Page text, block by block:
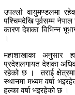
उपल्लो वायुमण्डलमा
पश्चिमदेखि पूर्वसम्म
कारण देशका विभिन्न
।
महाशाखाका अनुसार
प्रदेशलगायत देशका
रहेको छ । तराई
स्थानमा मध्यम वर्षा
हल्का वर्षा भइरहेको छ ।